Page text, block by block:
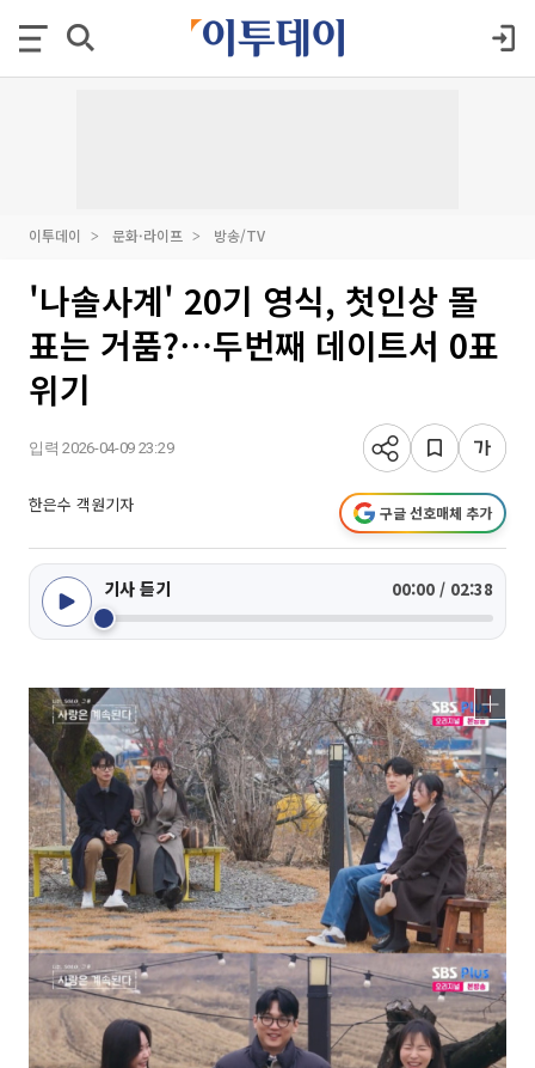
이투데이 문화·라이프 방송/TV
'나솔사계' 20기 영식, 첫인상 몰
표는 거품?⋯두번째 데이트서 0표
위기
입력 2026-04-09 23:29
한은수 객원기자 구글 선호매체 추가
기사 듣기 00:00 / 02:38